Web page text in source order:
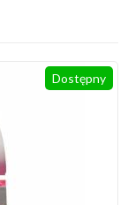
Dostępny